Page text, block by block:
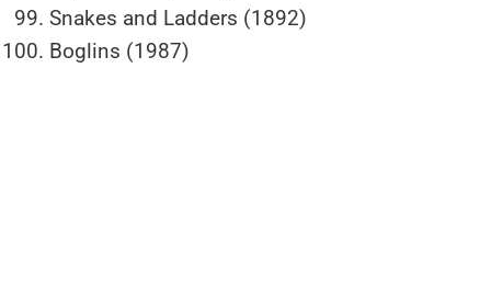
Snakes and Ladders (1892)
Boglins (1987)